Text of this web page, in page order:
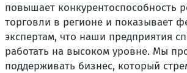
повышает конкурентоспособность
торговли в регионе и показывает
экспертам, что наши предприятия
работать на высоком уровне. Мы
поддерживать бизнес, который